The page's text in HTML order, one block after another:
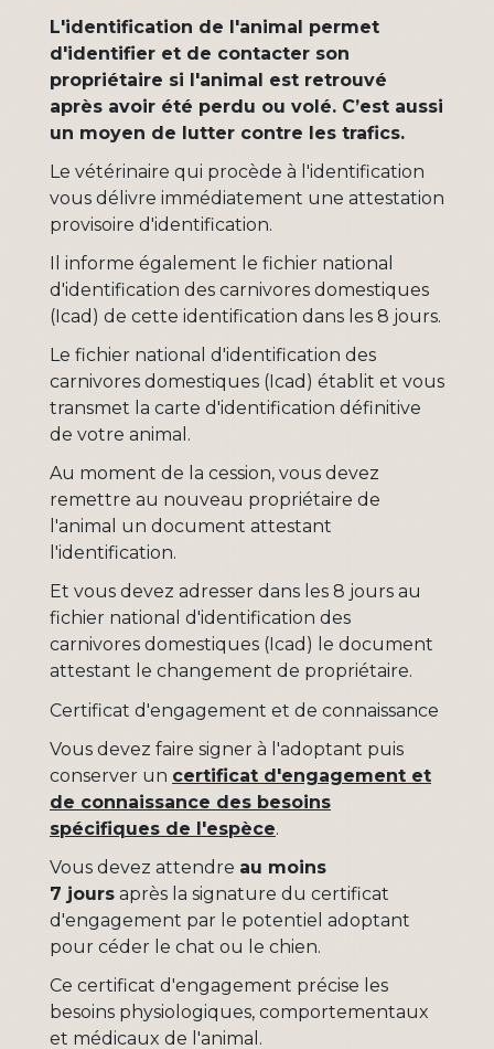
L'identification de l'animal permet
d'identifier et de contacter son
propriétaire si l'animal est retrouvé
après avoir été perdu ou volé. C’est aussi
un moyen de lutter contre les trafics.
Le vétérinaire qui procède à l'identification
vous délivre immédiatement une attestation
provisoire d'identification.
Il informe également le fichier national
d'identification des carnivores domestiques
(Icad) de cette identification dans les 8 jours.
Le fichier national d'identification des
carnivores domestiques (Icad) établit et vous
transmet la carte d'identification définitive
de votre animal.
Au moment de la cession, vous devez
remettre au nouveau propriétaire de
l'animal un document attestant
l'identification.
Et vous devez adresser dans les 8 jours au
fichier national d'identification des
carnivores domestiques (Icad) le document
attestant le changement de propriétaire.
Certificat d'engagement et de connaissance
Vous devez faire signer à l'adoptant puis
conserver un certificat d'engagement et
de connaissance des besoins
spécifiques de l'espèce.
Vous devez attendre au moins
7 jours après la signature du certificat
d'engagement par le potentiel adoptant
pour céder le chat ou le chien.
Ce certificat d'engagement précise les
besoins physiologiques, comportementaux
et médicaux de l'animal.